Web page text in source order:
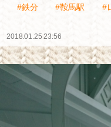
#鉄分
#鞍馬駅 #
2018.01.25 23:56